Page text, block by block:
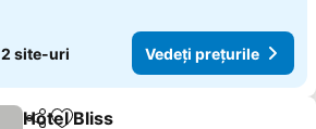
2 site-uri Vedeți prețurile
Hotel Bliss